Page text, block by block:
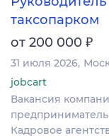
таксопарком
от 200 000 ₽
31 июля 2026
jobcart
Вакансия
Кадровое